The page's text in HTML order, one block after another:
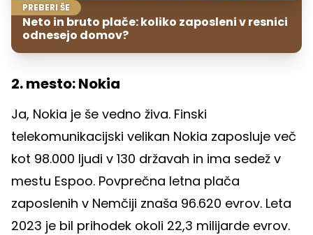
PREBERI ŠE
Neto in bruto plače: koliko zaposleni v resnici
odnesejo domov?
2. mesto: Nokia
Ja, Nokia je še vedno živa. Finski
telekomunikacijski velikan Nokia zaposluje več
kot 98.000 ljudi v 130 državah in ima sedež v
mestu Espoo. Povprečna letna plača
zaposlenih v Nemčiji znaša 96.620 evrov. Leta
2023 je bil prihodek okoli 22,3 milijarde evrov.